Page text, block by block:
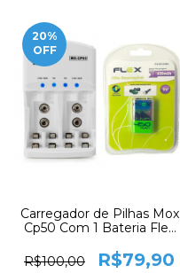
20%
OFF
Carregador de Pilhas Mox
Cp50 Com 1 Bateria Flex
FX-9V/450
R$100,00 R$79,90